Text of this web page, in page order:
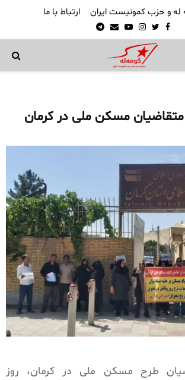
له و حزب کمونیست ایران ارتباط با ما
Facebook
Twitter
Instagram
Youtube
Email
Telegram
مسکن ملی در کرمان
طرح مسکن ملی در کرمان، روز